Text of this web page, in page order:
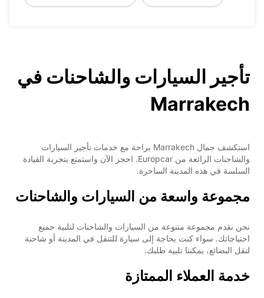
تأجير السيارات والشاحنات في
Marrakech
استكشف جمال Marrakech براحة مع خدمات تأجير السيارات
والشاحنات الرائعة من Europcar. احجز الآن واستمتع بتجربة القيادة
السلسة في هذه المدينة الساحرة.
مجموعة واسعة من السيارات والشاحنات
نحن نقدم مجموعة متنوعة من السيارات والشاحنات لتلبية جميع
احتياجاتك. سواء كنت بحاجة إلى سيارة للتنقل في المدينة أو شاحنة
لنقل البضائع، يمكننا تلبية طلبك.
خدمة العملاء الممتازة